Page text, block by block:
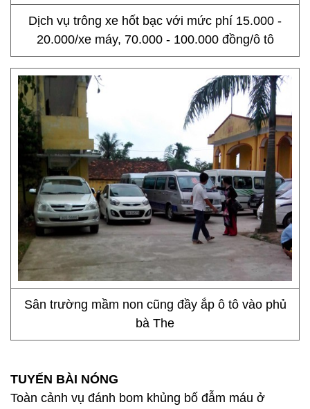
Dịch vụ trông xe hốt bạc với mức phí 15.000 -
20.000/xe máy, 70.000 - 100.000 đồng/ô tô
Sân trường mầm non cũng đầy ắp ô tô vào phủ
bà The
TUYẾN BÀI NÓNG
Toàn cảnh vụ đánh bom khủng bố đẫm máu ở